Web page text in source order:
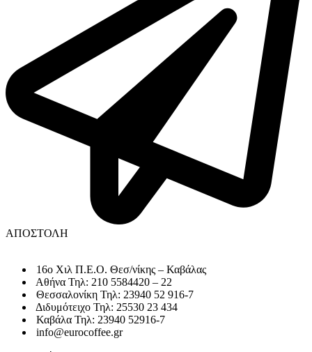
ΑΠΟΣΤΟΛΗ
16o Χιλ Π.Ε.Ο. Θεσ/νίκης – Καβάλας
Αθήνα Τηλ: 210 5584420 – 22
Θεσσαλονίκη Τηλ: 23940 52 916-7
Διδυμότειχο Τηλ: 25530 23 434
Καβάλα Τηλ: 23940 52916-7
info@eurocoffee.gr